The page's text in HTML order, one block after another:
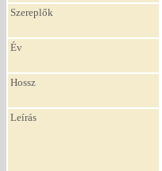
Szereplők
Év
Hossz
Leírás